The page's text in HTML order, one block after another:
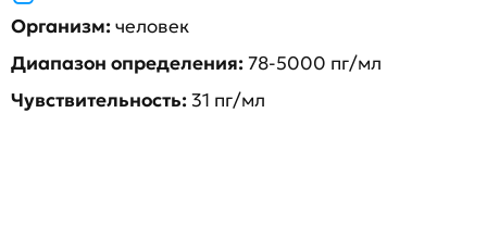
Организм:человек
Диапазон определения:78-5000 пг/мл
Чувствительность:31 пг/мл